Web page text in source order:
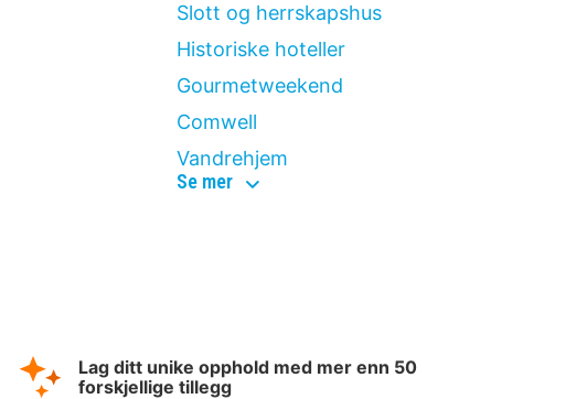
Slott og herrskapshus
Historiske hoteller
Gourmetweekend
Comwell
Vandrehjem
Se merpopular
Lag ditt unike opphold med mer enn 50
forskjellige tillegg